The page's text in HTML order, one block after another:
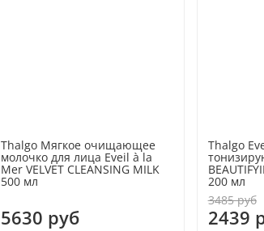
Thalgo Мягкое очищающее
молочко для лица Eveil à la
Mer VELVET CLEANSING MILK
500 мл
5630 руб
Thalgo
200 мл
3485 руб
2439